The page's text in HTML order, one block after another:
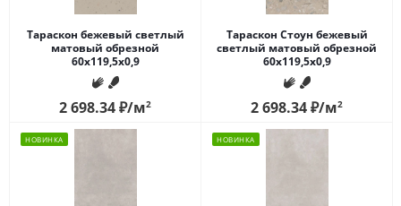
Тараскон бежевый светлый
матовый обрезной
60x119,5x0,9
2 698.34₽/м2
Тараскон Стоун бежевый
светлый матовый обрезной
60x119,5x0,9
2 698.34₽/м2
НОВИНКА НОВИНКА